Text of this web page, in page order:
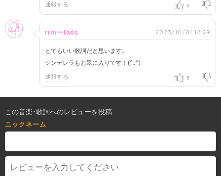
通報する 5
女性
rimーlads 2023/10/01 12:29
とてもいい歌詞だと思います。
シンデレラもお気に入りです！(^｡^)
通報する 5
この音楽･歌詞へのレビューを投稿
ニックネーム